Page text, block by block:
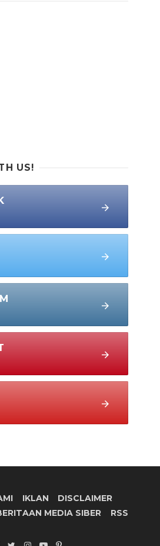
US!
IKLAN
DISCLAIMER
MEDIA SIBER
RSS